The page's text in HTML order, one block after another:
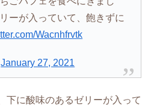
ーが入っていて、飽きずに
Wacnhfrvtk
January 27, 2021
に酸味のあるゼリーが入って